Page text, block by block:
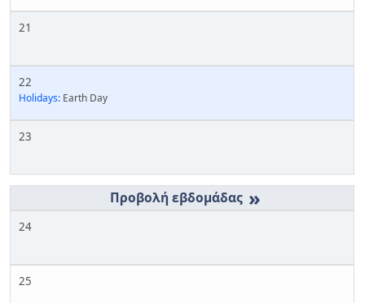
21
22
Holidays: Earth Day
23
»
24
25